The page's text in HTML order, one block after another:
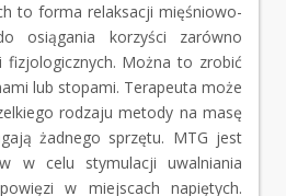
to forma relaksacji mięśniowo-
osiągania korzyści zarówno
fizjologicznych. Można to zrobić
lub stopami. Terapeuta może
rodzaju metody na masę
żadnego sprzętu. MTG jest
w celu stymulacji uwalniania
w miejscach napiętych.